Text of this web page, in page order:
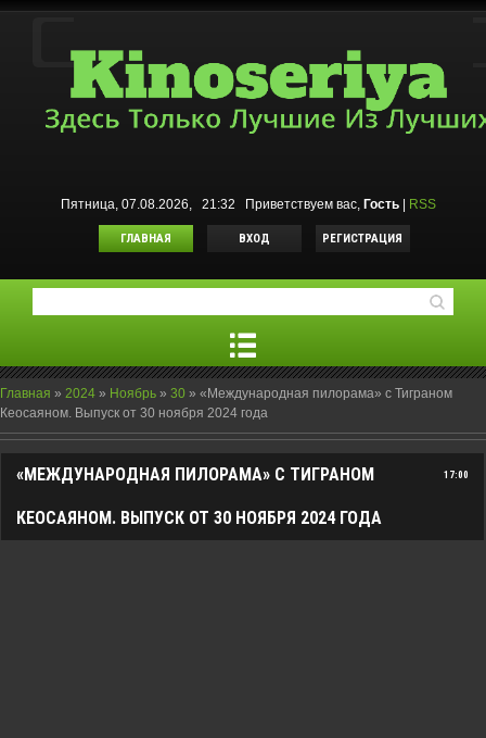
Пятница, 07.08.2026, 21:32 Приветствуем вас, Гость RSS
ГЛАВНАЯ ВХОД РЕГИСТРАЦИЯ
Главная » 2024 » Ноябрь » 30 » «Международная пилорама» с Тиграном
Кеосаяном. Выпуск от 30 ноября 2024 года
17:00
«МЕЖДУНАРОДНАЯ ПИЛОРАМА» С ТИГРАНОМ
КЕОСАЯНОМ. ВЫПУСК ОТ 30 НОЯБРЯ 2024 ГОДА